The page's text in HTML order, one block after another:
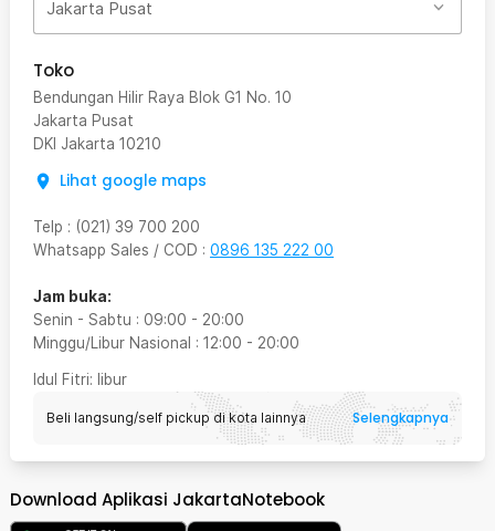
Jakarta Pusat
Toko
Bendungan Hilir Raya Blok G1 No. 10
Jakarta Pusat
DKI Jakarta 10210
Lihat google maps
Telp : (021) 39 700 200
Whatsapp Sales / COD : 0896 135 222 00
Jam buka:
Senin - Sabtu : 09:00 - 20:00
Minggu/Libur Nasional : 12:00 - 20:00
Idul Fitri: libur
Beli langsung/self pickup di kota lainnya Selengkapnya
Download Aplikasi JakartaNotebook